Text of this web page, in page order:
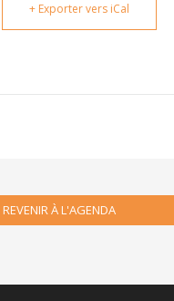
+ Exporter vers iCal
REVENIR À L'AGENDA